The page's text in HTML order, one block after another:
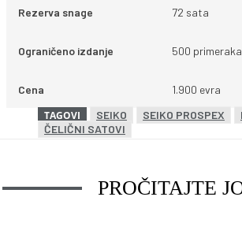
Rezerva snage 72 sata
Ograničeno izdanje 500 primeraka
Cena
1.900 evra
TAGOVI
SEIKO SEIKO PROSPEX
ČELIČNI SATOVI
PROČITAJTE